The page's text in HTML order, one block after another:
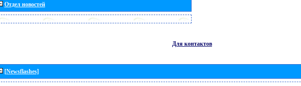
Отдел новостей
Для контактов
[Newsflashes]